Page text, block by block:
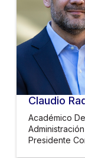
Claudio
Académico
Administración
Presidente